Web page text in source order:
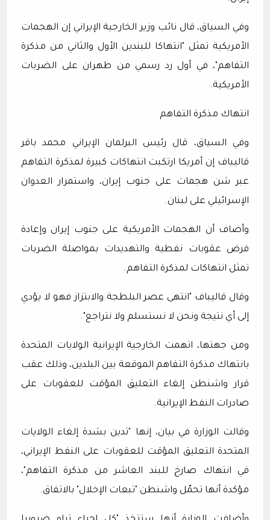
وفي السياق، قال نائب وزير الخارجية الإيراني إن الهجمات
الأمريكية تمثل "انتهاكا للبندين الأول والثاني من مذكرة
التفاهم"، في أول رد رسمي من طهران على الضربات
الأمريكية.
انتهاك مذكرة التفاهم
وفي السياق، قال رئيس البرلمان الإيراني محمد باقر
قاليباف إن أمريكا ارتكبت انتهاكات كبيرة لمذكرة التفاهم
عبر شن هجمات على جنوب إيران، واستمرار العدوان
الإسرائيلي على لبنان.
وأضاف أن الهجمات الأمريكية على جنوب إيران وإعادة
فرض عقوبات نفطية والتهديدات بمواصلة الضربات
تمثل انتهاكات لمذكرة التفاهم.
وقال قاليباف "انتهى عصر البلطجة والابتزاز فهو لا يؤدي
إلى أي نتيجة ونحن لا نستسلم ولا نتراجع".
ومن جهتها، اتهمت الخارجية الإيرانية الولايات المتحدة
بانتهاك مذكرة التفاهم الموقعة بين البلدين، وذلك عقب
قرار واشنطن إلغاء التعليق المؤقت للعقوبات على
صادرات النفط الإيرانية.
وقالت الوزارة في بيان، إنها "تدين بشدة إلغاء الولايات
المتحدة التعليق المؤقت للعقوبات على النفط الإيراني،
في انتهاك صارخ للبند العاشر من مذكرة التفاهم"،
مؤكدة أنها تحمّل واشنطن "تبعات الإخلال" بالاتفاق.